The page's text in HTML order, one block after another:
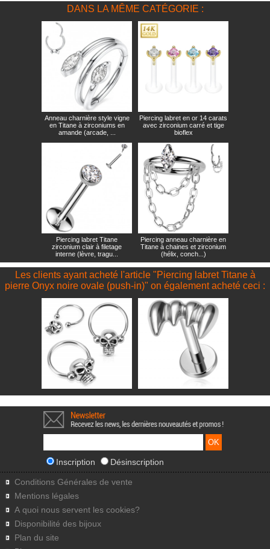
DANS LA MÊME CATÉGORIE :
Anneau charnière style vigne
en Titane à zirconiums en
amande (arcade, ...
Piercing labret en or 14 carats
avec zirconium carré et tige
bioflex
Piercing labret Titane
zirconium clair à filetage
interne (lèvre, tragu...
Piercing anneau charnière en
Titane à chaines et zirconium
(hélix, conch...)
Les clients ayant acheté l'article "Piercing labret Titane à
pierre Onyx noire ovale (push-in)" on également acheté ceci :
Inscription Désinscription
Conditions Générales de vente
Mentions légales
A quoi nous servent les cookies?
Disponibilité des bijoux
Plan du site